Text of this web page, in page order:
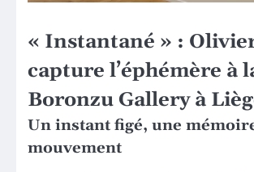
« Instantané » :
capture l’éphémère à
Boronzu Gallery à
Un instant figé, une
mouvement